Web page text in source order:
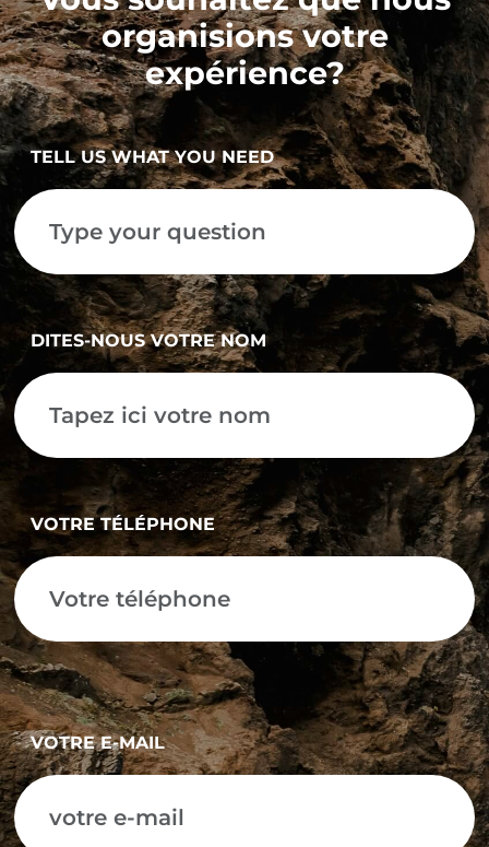
organisions votre
expérience?
TELL US WHAT YOU NEED
DITES-NOUS VOTRE NOM
VOTRE TÉLÉPHONE
VOTRE E-MAIL